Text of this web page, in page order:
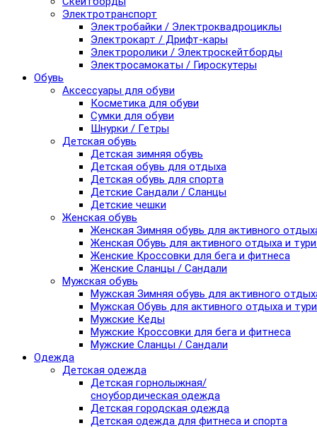
Электротранспорт
Электробайки / Электроквадроциклы
Электрокарт / Дрифт-кары
Электроролики / Электроскейтборды
Электросамокаты / Гироскутеры
Обувь
Аксессуары для обуви
Косметика для обуви
Сумки для обуви
Шнурки / Гетры
Детская обувь
Детская зимняя обувь
Детская обувь для отдыха
Детская обувь для спорта
Детские Сандали / Сланцы
Детские чешки
Женская обувь
Женская Зимняя обувь для активного
Женская Обувь для активного отдыха и
Женские Кроссовки для бега и фитнеса
Женские Сланцы / Сандали
Мужская обувь
Мужская Зимняя обувь для активного
Мужская Обувь для активного отдыха и
Мужские Кеды
Мужские Кроссовки для бега и фитнеса
Мужские Сланцы / Сандали
Одежда
Детская одежда
Детская горнолыжная/
сноубордическая одежда
Детская городская одежда
Детская одежда для фитнеса и спорта